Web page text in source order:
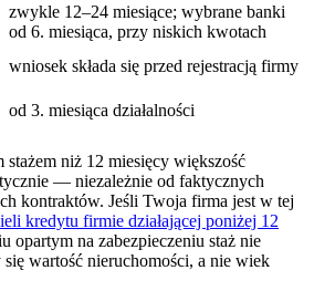
zwykle 12–24 miesiące; wybrane banki
od 6. miesiąca, przy niskich kwotach
wniosek składa się przed rejestracją firmy
od 3. miesiąca działalności
niż 12 miesięcy większość
— niezależnie od faktycznych
kontraktów. Jeśli Twoja firma jest w tej
kredytu firmie działającej poniżej 12
opartym na zabezpieczeniu staż nie
wartość nieruchomości, a nie wiek